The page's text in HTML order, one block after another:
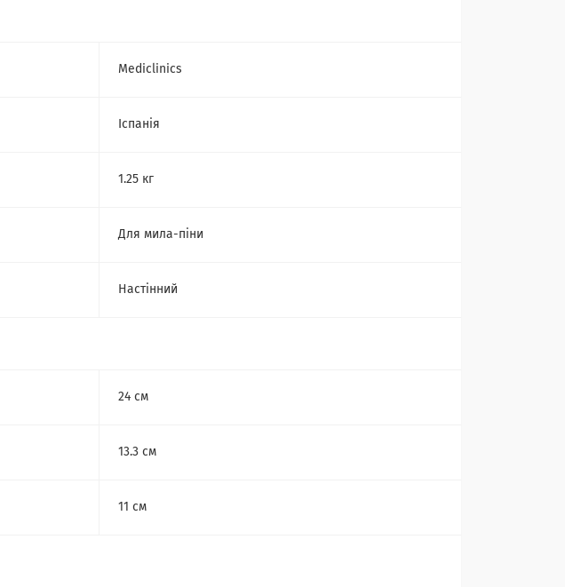
Mediclinics
Іспанія
1.25 кг
Для мила-піни
Настінний
24 см
13.3 см
11 см